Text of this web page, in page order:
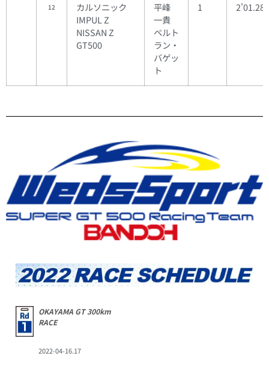
12
カルソニック
IMPUL Z
NISSAN Z
GT500
平峰
一貴
ベルト
ラン・
バゲッ
ト
1 2'01.285
OKAYAMA GT 300km
RACE
2022-04-16.17